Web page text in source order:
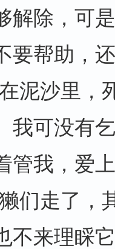
解除，可
要帮助，
泥沙里，
我可没有
管我，爱
们走了，
不来理睬